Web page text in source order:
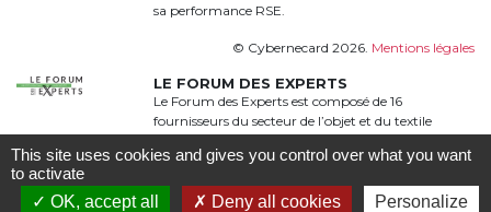
sa performance RSE.
© Cybernecard 2026. Mentions légales
LE FORUM DES EXPERTS
Le Forum des Experts est composé de 16
fournisseurs du secteur de l’objet et du textile
publicitaire qui proposent une offre complète,
qualitative et complémentaire à 360°
This site uses cookies and gives you control over what you want
to activate
OK, accept all
Deny all cookies Personalize